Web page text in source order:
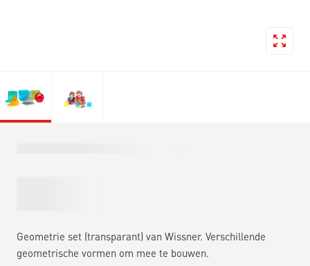
Geometrie set (transparant) van Wissner. Verschillende
geometrische vormen om mee te bouwen.